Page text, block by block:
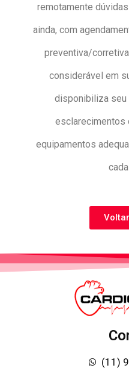
remotamente
ainda, com
preventiva/
considerável em
disponibiliza seu
esclarecimentos
equipamentos
(11)